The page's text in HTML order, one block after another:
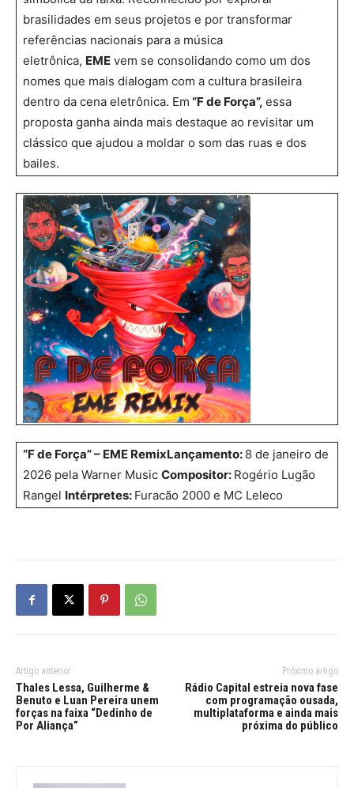
brasilidades em seus projetos e por transformar
referências nacionais para a música
eletrônica, EME vem se consolidando como um dos
nomes que mais dialogam com a cultura brasileira
dentro da cena eletrônica. Em “F de Força”, essa
proposta ganha ainda mais destaque ao revisitar um
clássico que ajudou a moldar o som das ruas e dos
bailes.
“F de Força” – EME RemixLançamento: 8 de janeiro de
2026 pela Warner Music Compositor: Rogério Lugão
Rangel Intérpretes: Furacão 2000 e MC Leleco
Artigo anterior
Thales Lessa, Guilherme &
Benuto e Luan Pereira unem
forças na faixa “Dedinho de
Por Aliança”
Próximo artigo
Rádio Capital estreia nova fase
com programação ousada,
multiplataforma e ainda mais
próxima do público